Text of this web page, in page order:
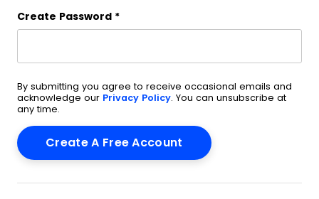
Create Password *
By submitting you agree to receive occasional emails and
acknowledge our Privacy Policy. You can unsubscribe at
any time.